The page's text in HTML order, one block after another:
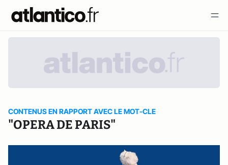
CONTENUS EN RAPPORT AVEC LE MOT-CLE
"OPERA DE PARIS"